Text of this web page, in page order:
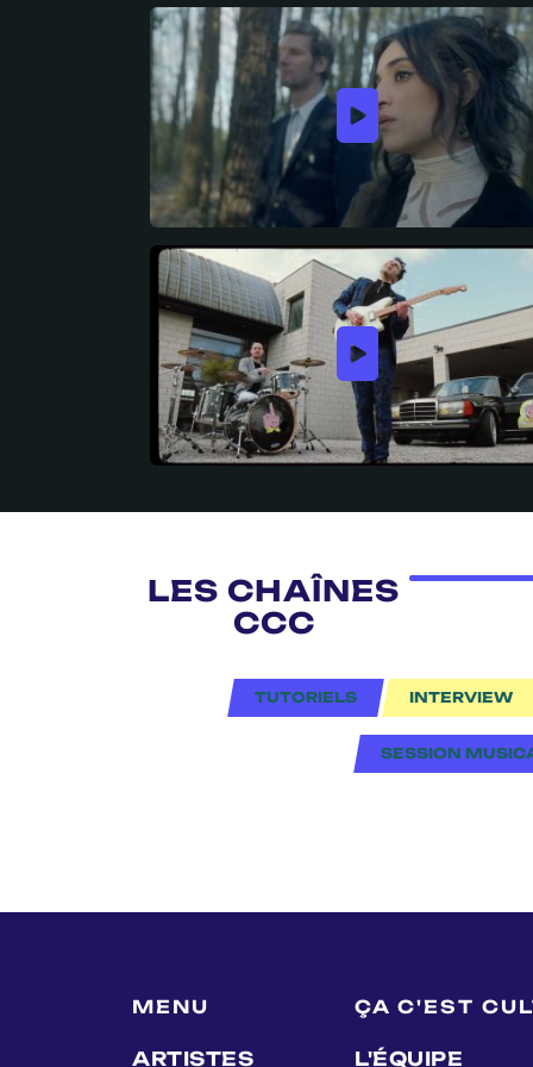
LES CHAÎNES
CCC
TUTORIELS INTERVIEW
SESSION
MENU
ARTISTES
ÇA C'EST
L'ÉQUIPE